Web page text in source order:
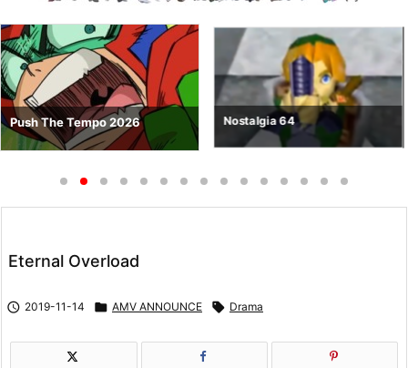
Push The Tempo 2026 Nostalgia 64
Eternal Overload
 2019-11-14  AMV ANNOUNCE  Drama